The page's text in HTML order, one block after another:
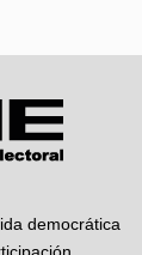
democrática